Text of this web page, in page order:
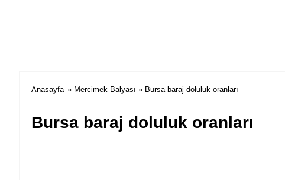
Anasayfa » Mercimek Balyası » Bursa baraj doluluk oranları
Bursa baraj doluluk oranları